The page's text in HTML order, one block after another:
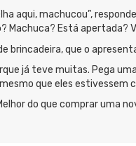
aqui, machucou”,
Machuca? Está apertada?
brincadeira, que o
já teve muitas. Pega
que eles estivessem
do que comprar uma